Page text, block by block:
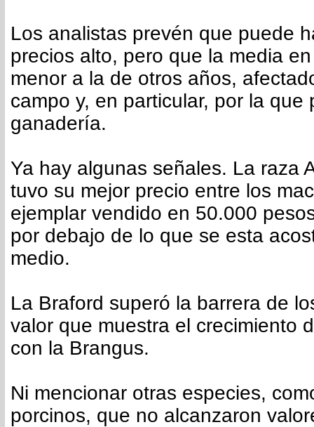
Los analistas prevén que puede
precios alto, pero que la media
menor a la de otros años,
campo y, en particular, por la que
ganadería.
Ya hay algunas señales. La raza
tuvo su mejor precio entre los
ejemplar vendido en 50.000
por debajo de lo que se esta
medio.
La Braford superó la barrera de
valor que muestra el crecimiento
con la Brangus.
Ni mencionar otras especies,
porcinos, que no alcanzaron